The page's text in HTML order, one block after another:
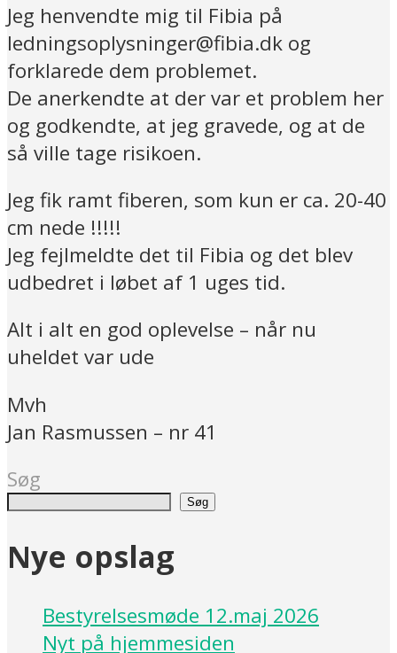
Jeg henvendte mig til Fibia på
ledningsoplysninger@fibia.dk og
forklarede dem problemet.
De anerkendte at der var et problem her
og godkendte, at jeg gravede, og at de
så ville tage risikoen.
Jeg fik ramt fiberen, som kun er ca. 20-40
cm nede !!!!!
Jeg fejlmeldte det til Fibia og det blev
udbedret i løbet af 1 uges tid.
Alt i alt en god oplevelse – når nu
uheldet var ude
Mvh
Jan Rasmussen – nr 41
Søg
Søg
Nye opslag
Bestyrelsesmøde 12.maj 2026
Nyt på hjemmesiden